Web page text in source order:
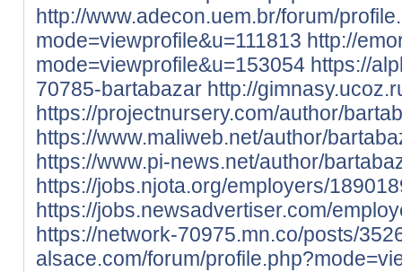
http://www.adecon.uem.br/forum/
mode=viewprofile&u=111813 http://
mode=viewprofile&u=153054 https://
70785-bartabazar http://
https://projectnursery.com/author/
https://www.maliweb.net/author/
https://www.pi-news.net/author/
https://jobs.njota.org/employers/
https://jobs.newsadvertiser.com/
https://network-70975.mn.co/posts/
alsace.com/forum/